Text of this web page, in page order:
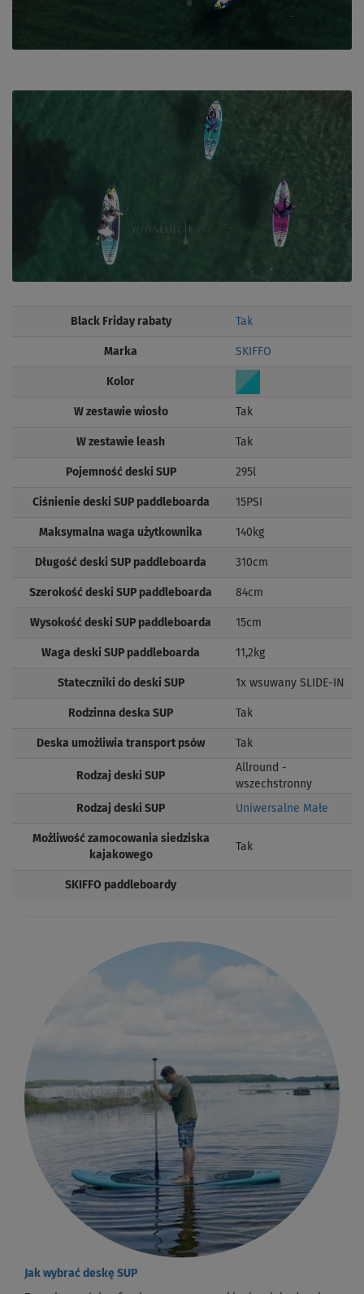
Black Friday rabaty Tak
Marka SKIFFO
Kolor
W zestawie wiosło Tak
W zestawie leash Tak
Pojemność deski SUP 295l
Ciśnienie deski SUP paddleboarda 15PSI
Maksymalna waga użytkownika 140kg
Długość deski SUP paddleboarda 310cm
Szerokość deski SUP paddleboarda 84cm
Wysokość deski SUP paddleboarda 15cm
Waga deski SUP paddleboarda 11,2kg
Stateczniki do deski SUP 1x wsuwany SLIDE-IN
Rodzinna deska SUP Tak
Deska umożliwia transport psów Tak
Rodzaj deski SUP
Allround -
wszechstronny
Rodzaj deski SUP Uniwersalne Małe
Możliwość zamocowania siedziska
kajakowego
Tak
SKIFFO paddleboardy
Jak wybrać deskę SUP